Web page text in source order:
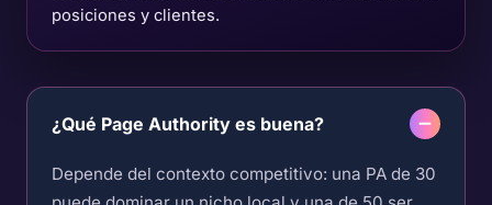
posiciones y clientes.
¿Qué Page Authority es buena?
Depende del contexto competitivo: una PA de 30